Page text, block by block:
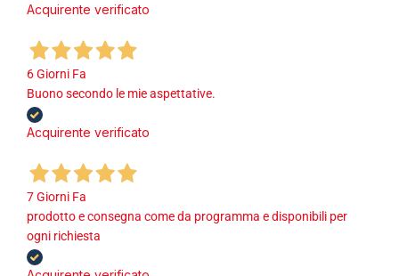
Acquirente verificato
6 Giorni Fa
Buono secondo le mie aspettative.
Acquirente verificato
7 Giorni Fa
prodotto e consegna come da programma e disponibili per
ogni richiesta